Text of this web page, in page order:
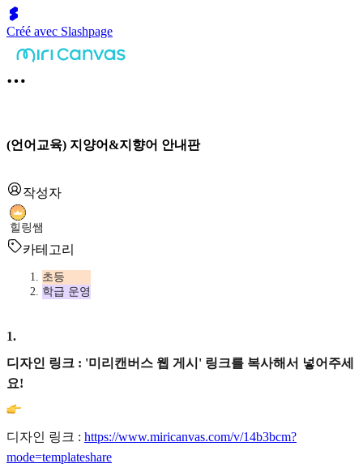
Créé avec Slashpage
(언어교육) 지양어&지향어 안내판
작성자
힐링쌤
카테고리
초등
학급 운영
1.
디자인 링크 : '미리캔버스 웹 게시' 링크를 복사해서 넣어주세
요!
디자인 링크 : https://www.miricanvas.com/v/14b3bcm?
mode=templateshare